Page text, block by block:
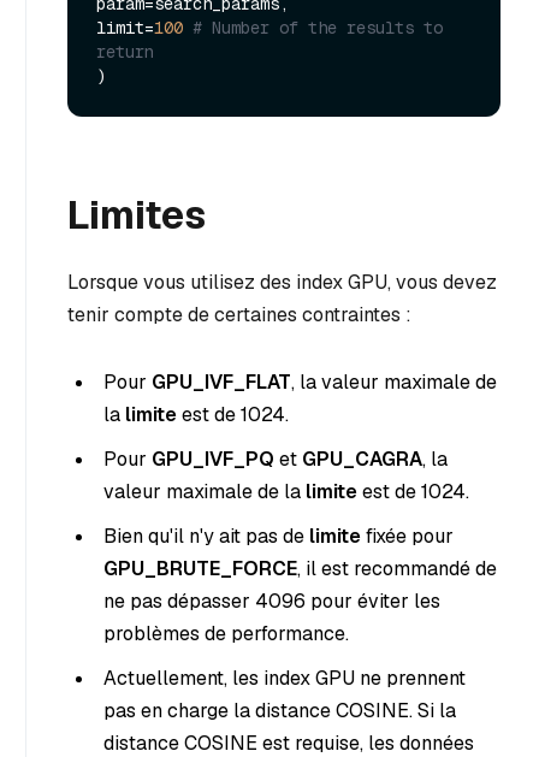
limit=100 # Number of the results to
return
Limites
Lorsque vous utilisez des index GPU, vous devez
tenir compte de certaines contraintes :
Pour GPU_IVF_FLAT, la valeur maximale de
la limiteest de 1024.
Pour GPU_IVF_PQ et GPU_CAGRA, la
valeur maximale de la limiteest de 1024.
Bien qu'il n'y ait pas de limitefixée pour
GPU_BRUTE_FORCE, il est recommandé de
ne pas dépasser 4096 pour éviter les
problèmes de performance.
Actuellement, les index GPU ne prennent
pas en charge la distance COSINE. Si la
distance COSINE est requise, les données